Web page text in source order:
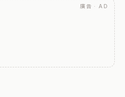
廣告 · AD